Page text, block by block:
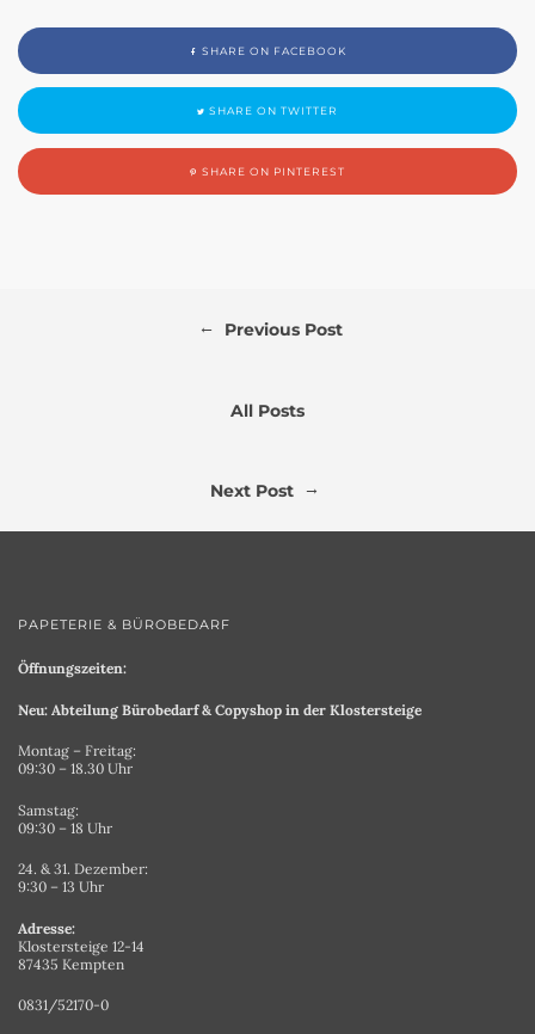
SHARE ON FACEBOOK
SHARE ON TWITTER
SHARE ON PINTEREST
← Previous Post
All Posts
Next Post →
PAPETERIE & BÜROBEDARF
Öffnungszeiten:
Neu: Abteilung Bürobedarf & Copyshop in der Klostersteige
Montag – Freitag:
09:30 – 18.30 Uhr
Samstag:
09:30 – 18 Uhr
24. & 31. Dezember:
9:30 – 13 Uhr
Adresse:
Klostersteige 12-14
87435 Kempten
0831/52170-0